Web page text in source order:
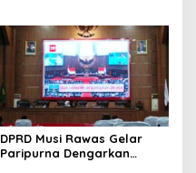
DPRD Musi Rawas Gelar
Paripurna Dengarkan